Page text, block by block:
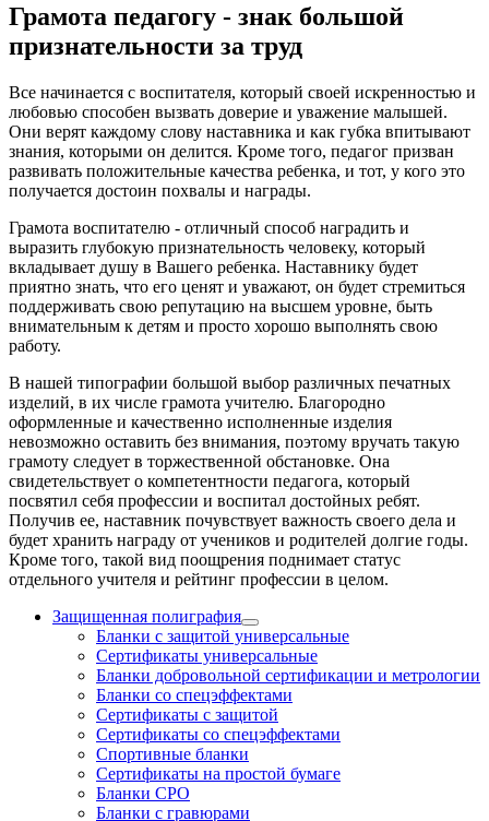
Грамота педагогу - знак большой
признательности за труд
Все начинается с воспитателя, который своей искренностью и
любовью способен вызвать доверие и уважение малышей.
Они верят каждому слову наставника и как губка впитывают
знания, которыми он делится. Кроме того, педагог призван
развивать положительные качества ребенка, и тот, у кого это
получается достоин похвалы и награды.
Грамота воспитателю - отличный способ наградить и
выразить глубокую признательность человеку, который
вкладывает душу в Вашего ребенка. Наставнику будет
приятно знать, что его ценят и уважают, он будет стремиться
поддерживать свою репутацию на высшем уровне, быть
внимательным к детям и просто хорошо выполнять свою
работу.
В нашей типографии большой выбор различных печатных
изделий, в их числе грамота учителю. Благородно
оформленные и качественно исполненные изделия
невозможно оставить без внимания, поэтому вручать такую
грамоту следует в торжественной обстановке. Она
свидетельствует о компетентности педагога, который
посвятил себя профессии и воспитал достойных ребят.
Получив ее, наставник почувствует важность своего дела и
будет хранить награду от учеников и родителей долгие годы.
Кроме того, такой вид поощрения поднимает статус
отдельного учителя и рейтинг профессии в целом.
Защищенная полиграфия
Бланки с защитой универсальные
Сертификаты универсальные
Бланки добровольной сертификации и метрологии
Бланки со спецэффектами
Сертификаты с защитой
Сертификаты со спецэффектами
Спортивные бланки
Cертификаты на простой бумаге
Бланки СРО
Бланки с гравюрами